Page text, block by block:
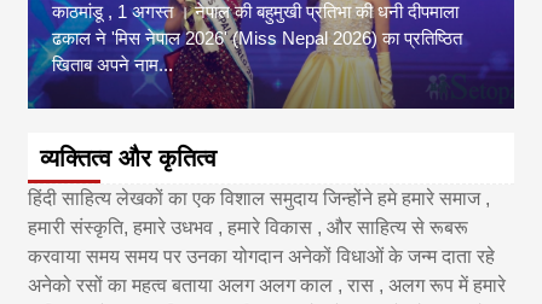
काठमांडू , 1 अगस्त । नेपाल की बहुमुखी प्रतिभा की धनी दीपमाला
ढकाल ने 'मिस नेपाल 2026' (Miss Nepal 2026) का प्रतिष्ठित
खिताब अपने नाम...
व्यक्तित्व और कृतित्व
हिंदी साहित्य लेखकों का एक विशाल समुदाय जिन्होंने हमे हमारे समाज ,
हमारी संस्कृति, हमारे उधभव , हमारे विकास , और साहित्य से रूबरू
करवाया समय समय पर उनका योगदान अनेकों विधाओं के जन्म दाता रहे
अनेको रसों का महत्व बताया अलग अलग काल , रास , अलग रूप में हमारे